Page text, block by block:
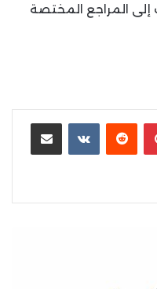
المراجع المختصة
بينتيريست مشاركة عبر البريد